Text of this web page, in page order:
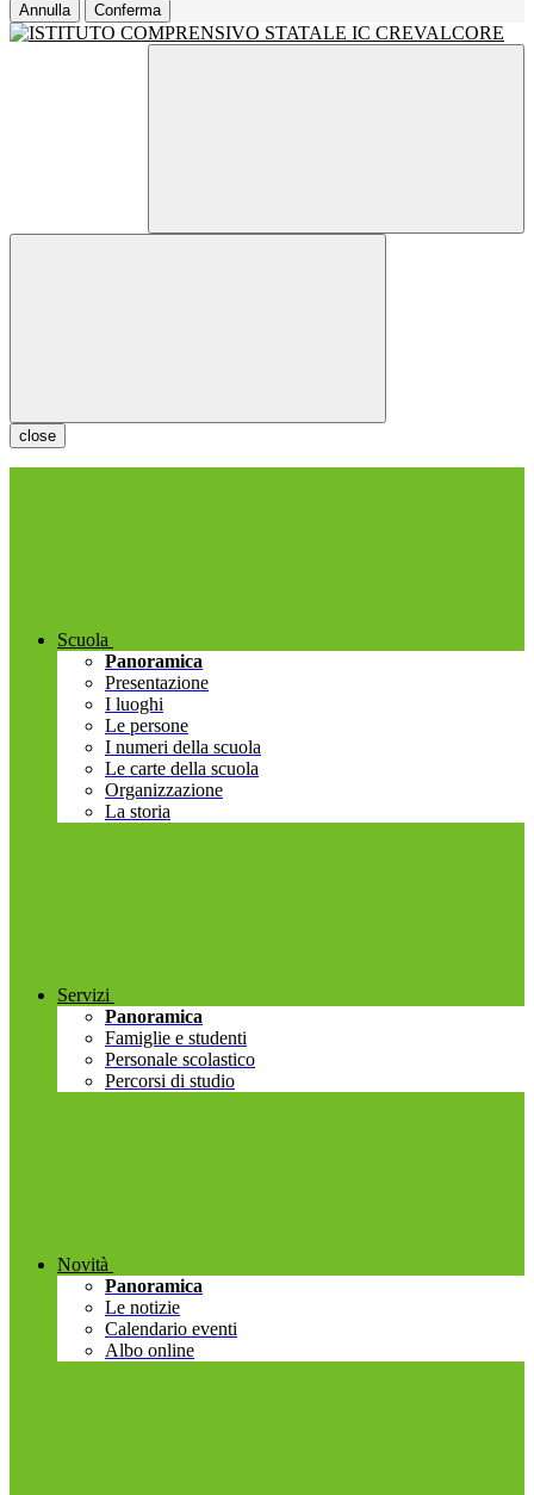
Annulla Conferma
close
Scuola
Panoramica
Presentazione
I luoghi
Le persone
I numeri della scuola
Le carte della scuola
Organizzazione
La storia
Servizi
Panoramica
Famiglie e studenti
Personale scolastico
Percorsi di studio
Novità
Panoramica
Le notizie
Calendario eventi
Albo online